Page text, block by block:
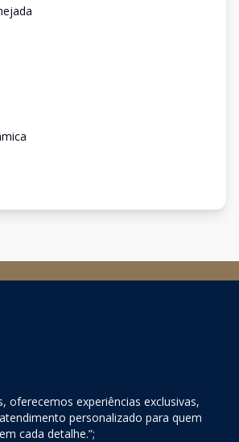
oferecemos experiências exclusivas,
personalizado para quem
cada detalhe.”;